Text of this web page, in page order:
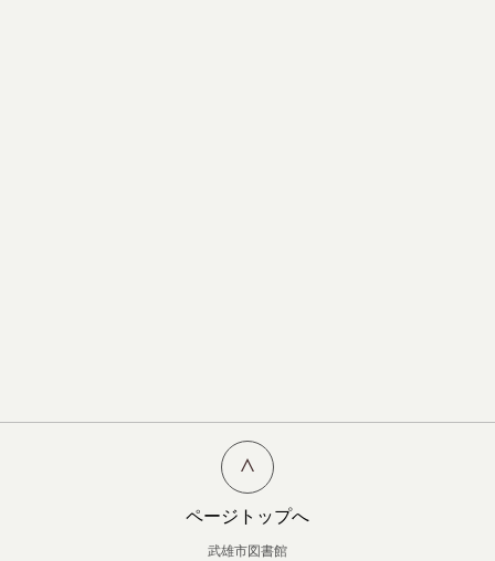
ページトップへ
武雄市図書館